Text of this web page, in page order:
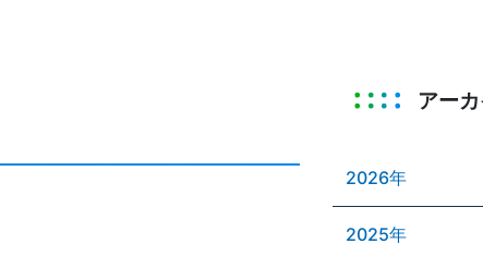
アー
2026年
2025年